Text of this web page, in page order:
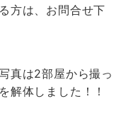
方は、お問合せ下
真は2部屋から撮っ
解体しました！！